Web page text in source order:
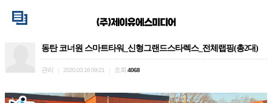
동탄 코너원 스마트타워_신형그랜드스타렉스_전체랩핑(총2대)
관리 2020.03.16 09:21 조회 4068